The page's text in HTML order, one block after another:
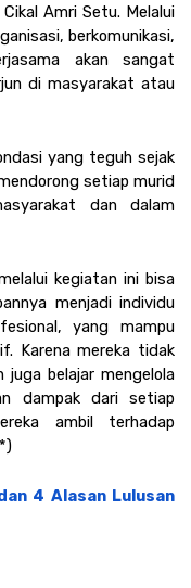
Amri Setu. Melalui
berkomunikasi,
akan sangat
di masyarakat atau
yang teguh sejak
setiap murid
dan dalam
kegiatan ini bisa
menjadi individu
yang mampu
Karena mereka tidak
juga belajar mengelola
dampak dari setiap
ambil terhadap
4 Alasan Lulusan